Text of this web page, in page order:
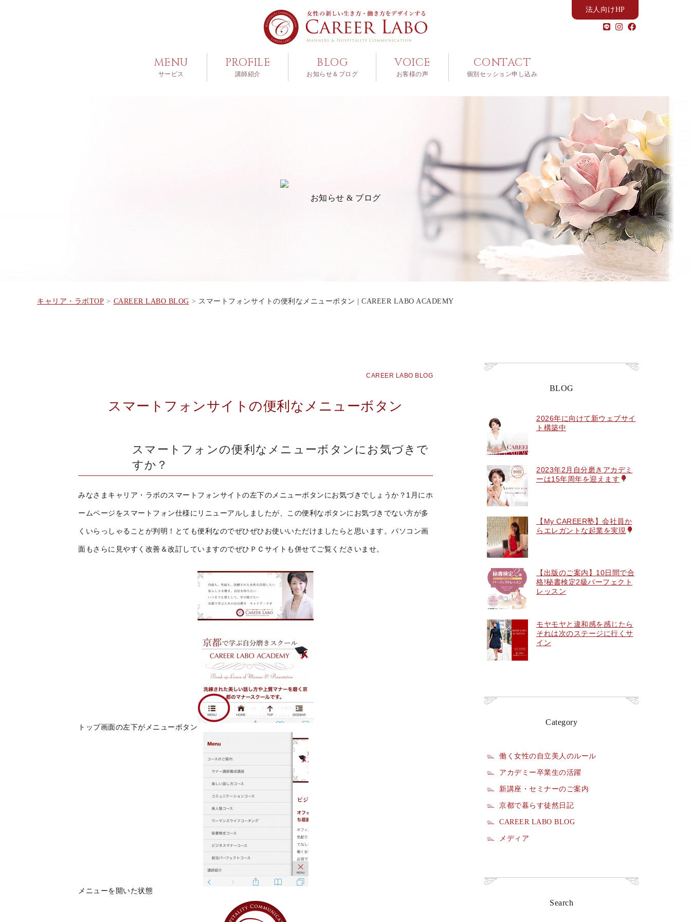
法人向けHP
MENU
サービス
PROFILE
講師紹介
BLOG
お知らせ＆ブログ
VOICE
お客様の声
CONTACT
個別セッション申し込み
お知らせ & ブログ
キャリア・ラボTOP CAREER LABO BLOG スマートフォンサイトの便利なメニューボタン | CAREER LABO ACADEMY
CAREER LABO BLOG
スマートフォンサイトの便利なメニューボタン
スマートフォンの便利なメニューボタンにお気づきで
すか？
みなさまキャリア・ラボのスマートフォンサイトの左下のメニューボタンにお気づきでしょうか？1月にホ
ームページをスマートフォン仕様にリニューアルしましたが、この便利なボタンにお気づきでない方が多
くいらっしゃることが判明！とても便利なのでぜひぜひお使いいただけましたらと思います。パソコン画
面もさらに見やすく改善＆改訂していますのでぜひＰＣサイトも併せてご覧くださいませ。
トップ画面の左下がメニューボタン
メニューを開いた状態
BLOG
2026年に向けて新ウェブサイ
ト構築中
2023年2月自分磨きアカデミ
ーは15年周年を迎えます
【My CAREER塾】会社員か
らエレガントな起業を実現
【出版のご案内】10日間で合
格!秘書検定2級パーフェクト
レッスン
モヤモヤと違和感を感じたら
それは次のステージに行くサ
イン
Category
働く女性の自立美人のルール
アカデミー卒業生の活躍
新講座・セミナーのご案内
京都で暮らす徒然日記
CAREER LABO BLOG
メディア
Search